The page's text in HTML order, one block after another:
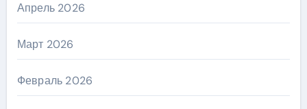
Апрель 2026
Март 2026
Февраль 2026